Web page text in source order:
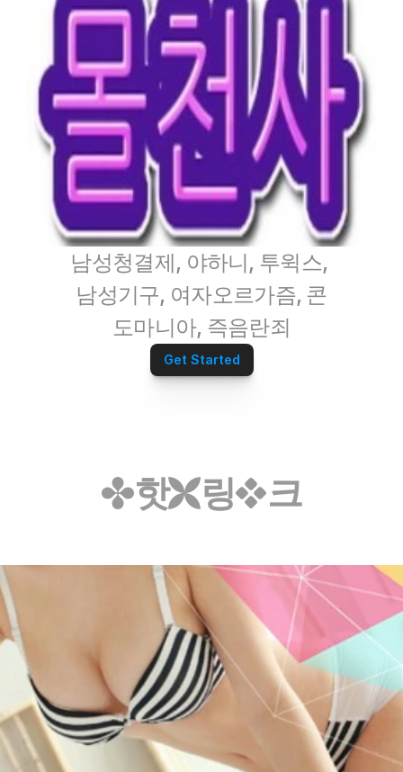
남성청결제
남성청결제, 야하니, 투윅스,
남성기구, 여자오르가즘, 콘
도마니아, 즉음란죄
Get Started
핫 링 크